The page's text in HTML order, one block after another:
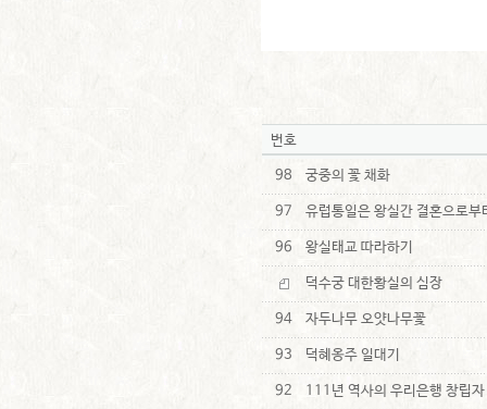
번호
98 궁중의 꽃 채화
97 유럽통일은 왕실간 결혼으로부
96 왕실태교 따라하기
덕수궁 대한황실의 심장
94 자두나무 오얏나무꽃
93 덕혜옹주 일대기
92 111년 역사의 우리은행 창립